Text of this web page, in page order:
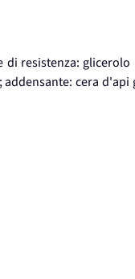
di resistenza:
cera